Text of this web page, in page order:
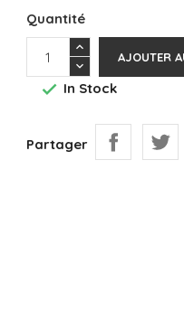
Quantité
AJOUTER
 In Stock
Partager